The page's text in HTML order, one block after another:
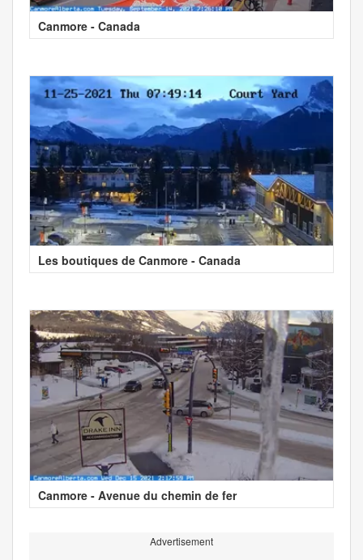
Canmore - Canada
Les boutiques de Canmore - Canada
Canmore - Avenue du chemin de fer
Advertisement